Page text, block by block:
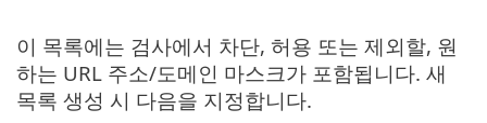
이 목록에는 검사에서 차단, 허용 또는 제외할, 원
하는 URL 주소/도메인 마스크가 포함됩니다. 새
목록 생성 시 다음을 지정합니다.